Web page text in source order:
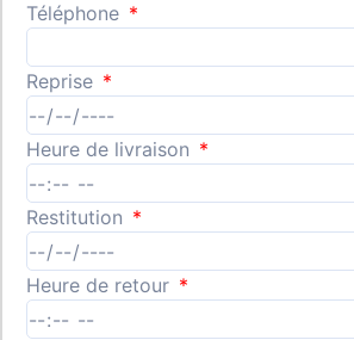
Téléphone
Reprise
Heure de livraison
Restitution
Heure de retour